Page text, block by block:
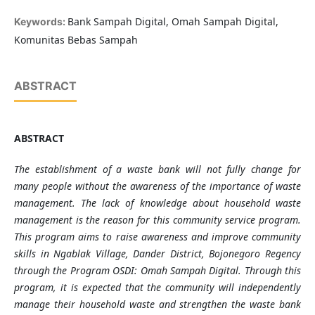
Keywords: Bank Sampah Digital, Omah Sampah Digital,
Komunitas Bebas Sampah
ABSTRACT
ABSTRACT
The establishment of a waste bank will not fully change for
many people without the awareness of the importance of waste
management. The lack of knowledge about household waste
management is the reason for this community service program.
This program aims to raise awareness and improve community
skills in Ngablak Village, Dander District, Bojonegoro Regency
through the Program OSDI: Omah Sampah Digital. Through this
program, it is expected that the community will independently
manage their household waste and strengthen the waste bank